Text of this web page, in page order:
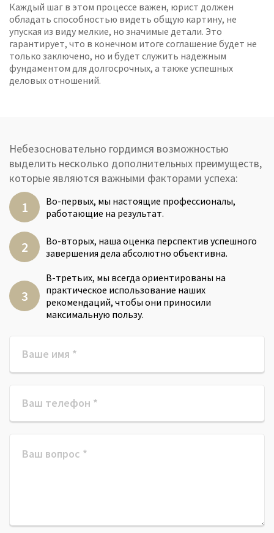
Каждый шаг в этом процессе важен, юрист должен
обладать способностью видеть общую картину, не
упуская из виду мелкие, но значимые детали. Это
гарантирует, что в конечном итоге соглашение будет не
только заключено, но и будет служить надежным
фундаментом для долгосрочных, а также успешных
деловых отношений.
Небезосновательно гордимся возможностью
выделить несколько дополнительных преимуществ,
которые являются важными факторами успеха:
Во-первых, мы настоящие профессионалы,
работающие на результат.
Во-вторых, наша оценка перспектив успешного
завершения дела абсолютно объективна.
В-третьих, мы всегда ориентированы на
практическое использование наших
рекомендаций, чтобы они приносили
максимальную пользу.